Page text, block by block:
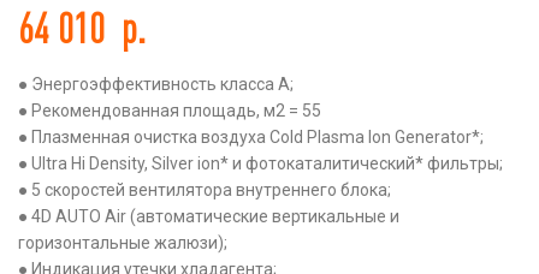
64 010 р.
● Энергоэффективность класса А;
● Рекомендованная площадь, м2 = 55
● Плазменная очистка воздуха Cold Plasma Ion Generator*;
● Ultra Hi Density, Silver ion* и фотокаталитический* фильтры;
● 5 скоростей вентилятора внутреннего блока;
● 4D AUTO Air (автоматические вертикальные и
горизонтальные жалюзи);
● Индикация утечки хладагента;